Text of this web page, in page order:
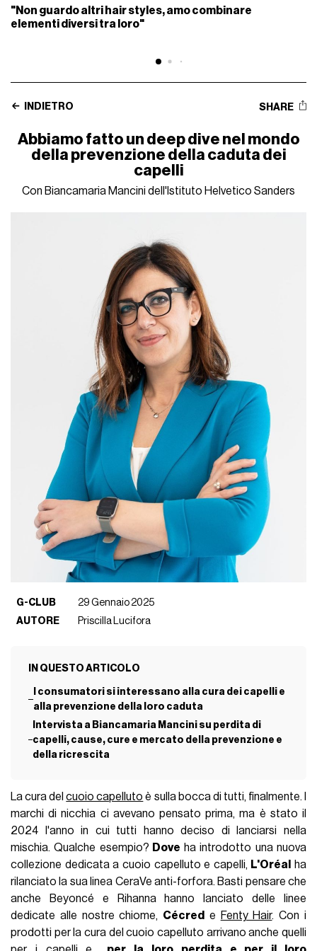
"Non guardo altri hair styles, amo combinare
elementi diversi tra loro"
INDIETRO SHARE
Abbiamo fatto un deep dive nel mondo
della prevenzione della caduta dei
capelli
Con Biancamaria Mancini dell'Istituto Helvetico Sanders
G-CLUB
29 Gennaio 2025
AUTORE
Priscilla Lucifora
IN QUESTO ARTICOLO
I consumatori si interessano alla cura dei capelli e
alla prevenzione della loro caduta
Intervista a Biancamaria Mancini su perdita di
capelli, cause, cure e mercato della prevenzione e
della ricrescita
La cura delcuoio capelluto è sulla bocca di tutti, finalmente. I
marchi di nicchia ci avevano pensato prima, ma è stato il
2024 l'anno in cui tutti hanno deciso di lanciarsi nella
mischia. Qualche esempio? Dove ha introdotto una nuova
collezione dedicata a cuoio capelluto e capelli, L'Oréal
ha
rilanciato la sua linea CeraVe anti-forfora. Basti pensare che
anche Beyoncé e Rihanna hanno lanciato delle linee
dedicate alle nostre chiome, Cécred e Fenty Hair. Con i
prodotti per la cura del cuoio capelluto arrivano anche quelli